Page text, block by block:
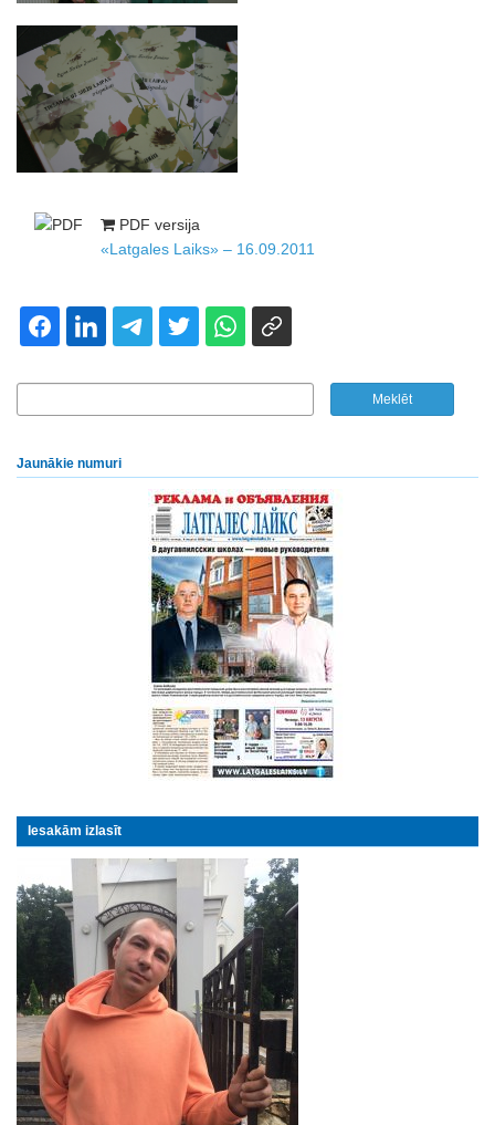
PDF versija
«Latgales Laiks» – 16.09.2011
Jaunākie numuri
Iesakām izlasīt